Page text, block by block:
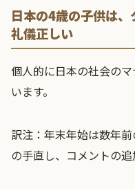
日本の4歳の子供は
礼儀正しい
個人的に日本の社会の
います。
訳注：年末年始は数年
の手直し、コメントの追